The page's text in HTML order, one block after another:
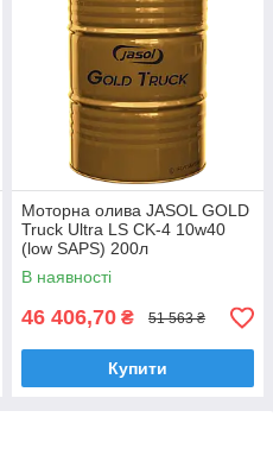
Моторна олива JASOL GOLD
Truck Ultra LS CK-4 10w40
(low SAPS) 200л
В наявності
46 406,70 ₴ 51 563 ₴
Купити